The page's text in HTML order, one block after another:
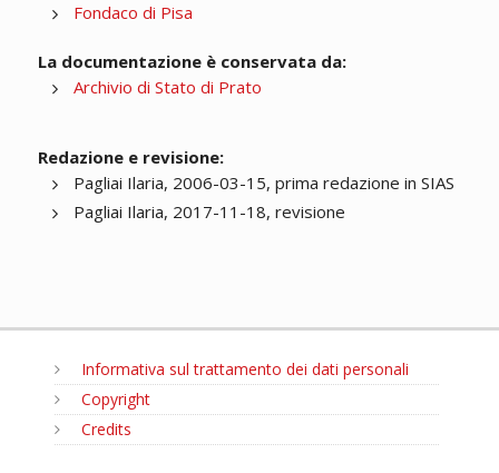
Fondaco di Pisa
La documentazione è conservata da:
Archivio di Stato di Prato
Redazione e revisione:
Pagliai Ilaria, 2006-03-15, prima redazione in SIAS
Pagliai Ilaria, 2017-11-18, revisione
Informativa sul trattamento dei dati personali
Copyright
Credits